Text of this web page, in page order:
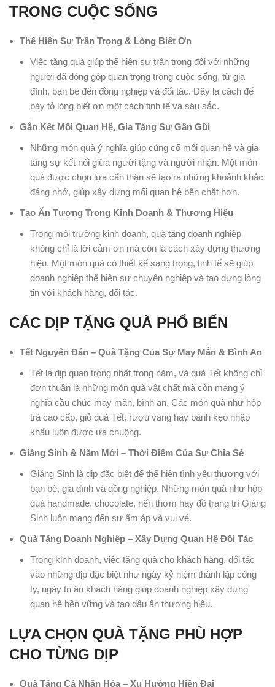
TRONG CUỘC SỐNG
Thể Hiện Sự Trân Trọng & Lòng Biết Ơn
Việc tặng quà giúp thể hiện sự trân trọng đối với những
người đã đóng góp quan trọng trong cuộc sống, từ gia
đình, bạn bè đến đồng nghiệp và đối tác. Đây là cách để
bày tỏ lòng biết ơn một cách tinh tế và sâu sắc.
Gắn Kết Mối Quan Hệ, Gia Tăng Sự Gần Gũi
Những món quà ý nghĩa giúp củng cố mối quan hệ và gia
tăng sự kết nối giữa người tặng và người nhận. Một món
quà được chọn lựa cẩn thận sẽ tạo ra những khoảnh khắc
đáng nhớ, giúp xây dựng mối quan hệ bền chặt hơn.
Tạo Ấn Tượng Trong Kinh Doanh & Thương Hiệu
Trong môi trường kinh doanh, quà tặng doanh nghiệp
không chỉ là lời cảm ơn mà còn là cách xây dựng thương
hiệu. Một món quà có thiết kế sang trọng, tinh tế sẽ giúp
doanh nghiệp thể hiện sự chuyên nghiệp và tạo dựng lòng
tin với khách hàng, đối tác.
CÁC DỊP TẶNG QUÀ PHỔ BIẾN
Tết Nguyên Đán – Quà Tặng Của Sự May Mắn & Bình An
Tết là dịp quan trọng nhất trong năm, và quà Tết không chỉ
đơn thuần là những món quà vật chất mà còn mang ý
nghĩa cầu chúc may mắn, bình an. Các món quà như hộp
trà cao cấp, giỏ quà Tết, rượu vang hay bánh kẹo nhập
khẩu luôn được ưa chuộng.
Giáng Sinh & Năm Mới – Thời Điểm Của Sự Chia Sẻ
Giáng Sinh là dịp đặc biệt để thể hiện tình yêu thương với
bạn bè, gia đình và đồng nghiệp. Những món quà như hộp
quà handmade, chocolate, nến thơm hay đồ trang trí Giáng
Sinh luôn mang đến sự ấm áp và vui vẻ.
Quà Tặng Doanh Nghiệp – Xây Dựng Quan Hệ Đối Tác
Trong kinh doanh, việc tặng quà cho khách hàng, đối tác
vào những dịp đặc biệt như ngày kỷ niệm thành lập công
ty, ngày tri ân khách hàng giúp doanh nghiệp xây dựng
quan hệ bền vững và tạo dấu ấn thương hiệu.
LỰA CHỌN QUÀ TẶNG PHÙ HỢP
CHO TỪNG DỊP
Quà Tặng Cá Nhân Hóa – Xu Hướng Hiện Đại